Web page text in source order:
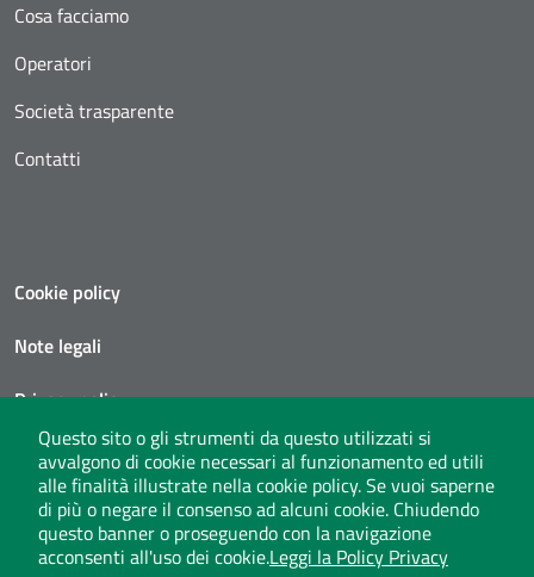
Questo sito o gli strumenti da questo utilizzati si
avvalgono di cookie necessari al funzionamento ed utili
alle finalità illustrate nella cookie policy. Se vuoi saperne
di più o negare il consenso ad alcuni cookie. Chiudendo
questo banner o proseguendo con la navigazione
acconsenti all'uso dei cookie.Leggi la Policy Privacy
Cosa facciamo
Operatori
Società trasparente
Contatti
Cookie policy
Note legali
Privacy policy
Social media policy
Privacy policy call center